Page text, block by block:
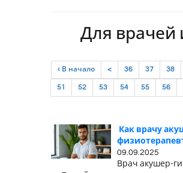
Для врачей
‹ В начало < 36 37 38
51 52 53 54 55 56
Как врачу
09.09.2025
Врач акушер-